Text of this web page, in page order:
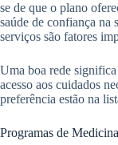
se de que o plano
saúde de confiança na
serviços são fatores
Uma boa rede
acesso aos cuidados
preferência estão na
Programas de